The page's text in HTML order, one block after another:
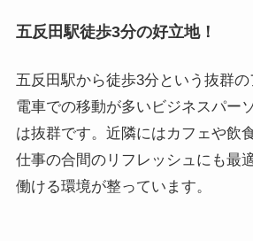
五反田駅徒歩3分の好立地！
五反田駅から徒歩3分という抜群の
電車での移動が多いビジネスパー
は抜群です。近隣にはカフェや飲
仕事の合間のリフレッシュにも最
働ける環境が整っています。